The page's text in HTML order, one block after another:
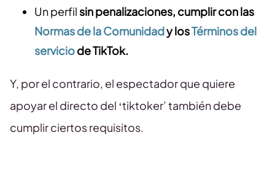
Un perfilsin penalizaciones, cumplir con las
Normas de la Comunidady losTérminos del
serviciode TikTok.
Y, por el contrario, el espectador que quiere
apoyar el directo del ‘tiktoker’ también debe
cumplir ciertos requisitos.